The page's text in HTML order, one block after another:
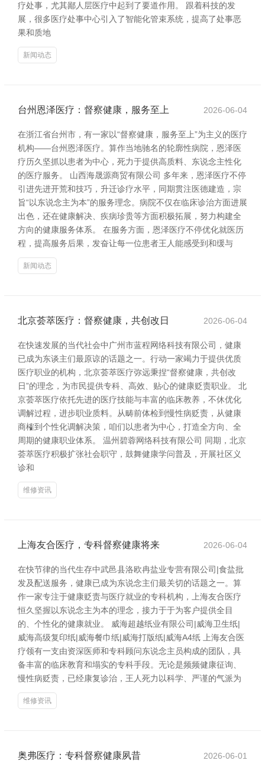
疗处事，尤其鄙人层医疗中起到了要道作用。 跟着科技的发
展，很多医疗处事中心引入了智能化管束系统，提高了处事恶
果和质地
新闻动态
台州恩泽医疗：督察健康，服务至上 2026-06-04
在浙江省台州市，有一家以“督察健康，服务至上”为主义的医疗
机构——台州恩泽医疗。算作当地驰名的轮廓性病院，恩泽医
疗历久坚抓以患者为中心，死力于提供高质料、东说念主性化
的医疗服务。 山西海晟源商贸有限公司 多年来，恩泽医疗不停
引进先进开荒和技巧，升迁诊疗水平，同期贯注医德建造，宗
旨“以东说念主为本”的服务理念。病院不仅在临床诊治方面进展
出色，还在健康解决、疾病珍贵等方面积极拓展，努力构建全
方向的健康服务体系。 在服务方面，恩泽医疗不停优化就医历
程，提高服务后果，发奋让每一位患者王人能感受到和缓与
新闻动态
北京荟萃医疗：督察健康，共创改日 2026-06-04
在快速发展的当代社会中广州市蓝程网络科技有限公司，健康
已成为东谈主们最原谅的话题之一。行动一家竭力于提供优质
医疗职业的机构，北京荟萃医疗弥远秉捏“督察健康，共创改
日”的理念，为市民提供专科、高效、贴心的健康贬责职业。 北
京荟萃医疗依托先进的医疗技能与丰富的临床教养，不休优化
调解过程，进步职业质料。从畴前体检到慢性病贬责，从健康
商榷到个性化调解决策，咱们以患者为中心，打造全方向、全
周期的健康职业体系。 温州碧蓉网络科技有限公司 同期，北京
荟萃医疗积极扩张社会职守，鼓舞健康学问普及，开展社区义
诊和
维修资讯
上海友合医疗，专科督察健康将来 2026-06-04
在快节律的当代生存中武邑县洛欧冉盐业专营有限公司|食盐批
发及配送服务，健康已成为东说念主们最关切的话题之一。算
作一家专注于健康贬责与医疗就业的专科机构，上海友合医疗
恒久坚握以东说念主为本的理念，接力于于为客户提供全目
的、个性化的健康就业。 威海超越纸业有限公司|威海卫生纸|
威海高级复印纸|威海餐巾纸|威海打版纸|威海A4纸 上海友合医
疗领有一支由资深医师和专科顾问东说念主员构成的团队，具
备丰富的临床教育和塌实的专科手段。无论是频频健康征询、
慢性病贬责，已经康复诊治，王人死力以科学、严谨的气派为
维修资讯
奥弗医疗：专科督察健康夙昔 2026-06-01